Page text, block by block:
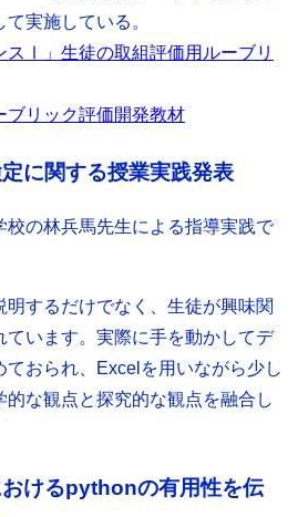
実施している。
スⅠ」生徒の取組評価用ルーブリ
ブリック評価開発教材
に関する授業実践発表
校の林兵馬先生による指導実践で
するだけでなく、生徒が興味関
ています。実際に手を動かしてデ
ておられ、Excelを用いながら少し
な観点と探究的な観点を融合し
けるpythonの有用性を伝